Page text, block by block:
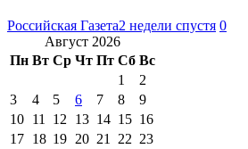
Российская Газета2 недели спустя 0
Август 2026
Пн Вт Ср Чт Пт Сб Вс
1
2
3
4 5 6 7 8
9
10 11 12 13 14 15 16
17 18 19 20 21 22 23